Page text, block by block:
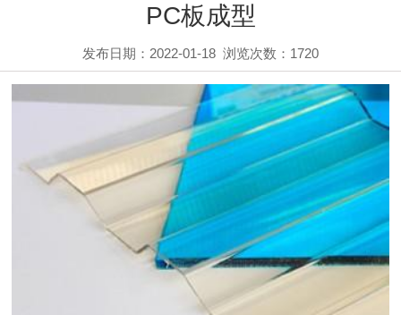
PC板成型
发布日期：2022-01-18 浏览次数： 1720